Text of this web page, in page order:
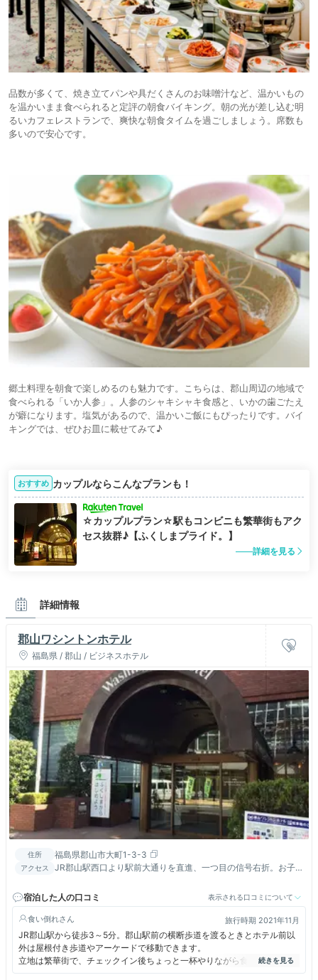
品数が多くて、焼き立てパンや具だくさんのお味噌汁など、温かいもの
を温かいまま食べられると定評の朝食バイキング。朝の光が差し込む明
るいカフェレストランで、爽快な朝食タイムを過ごしましょう。席数も
多いので安心です。
郷土料理を朝食で楽しめるのも魅力です。こちらは、郡山周辺の地域で
食べられる「いか人参」。人参のシャキシャキ食感と、いかの歯ごたえ
が癖になります。塩気があるので、温かいご飯にもぴったりです。バイ
キングでは、ぜひお皿に載せてみて♪
おすすめ カップルならこんなプランも！
☆カップルプラン☆駅もコンビニも繁華街もアク
セス抜群♪【ふくしまプライド。】
詳細を見る
詳細情報
郡山ワシントンホテル
福島県 / 郡山 / ビジネスホテル
住所 福島県郡山市大町1-3-3
アクセス
JR郡山駅西口より駅前大通りを直進、一つ目の信号右折。お子
宿泊した人の口コミ
表示される口コミについて
食い倒れ 旅行時期 2021年11月
JR郡山駅から徒歩3～5分。郡山駅前の横断歩道を渡るときとホテル前以
外は屋根付き歩道やアーケードで移動できます。
立地は繁華街で、チェックイン後ちょっと一杯やりながら食事を、という
時もほとんど徒歩圏内で利便性は抜群と言えます。